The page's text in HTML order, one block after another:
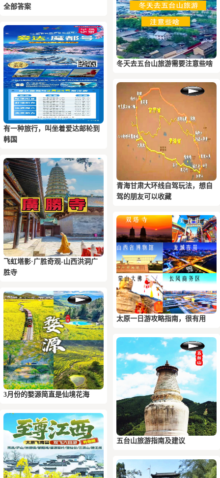
全部答案
有一种旅行，叫坐着爱达邮轮到
韩国
飞虹塔影·广胜奇观-山西洪洞广
胜寺
3月份的婺源简直是仙境花海
冬天去五台山旅游需要注意些啥
青海甘肃大环线自驾玩法，想自
驾的朋友可以收藏
太原一日游攻略指南，很有用
五台山旅游指南及建议